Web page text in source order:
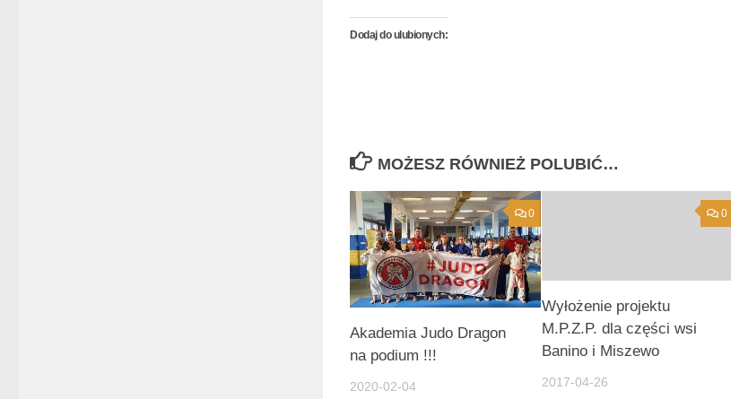
Dodaj do ulubionych:
MOŻESZ RÓWNIEŻ POLUBIĆ…
0
Akademia Judo Dragon
na podium !!!
2020-02-04
0
Wyłożenie projektu
M.P.Z.P. dla części wsi
Banino i Miszewo
2017-04-26